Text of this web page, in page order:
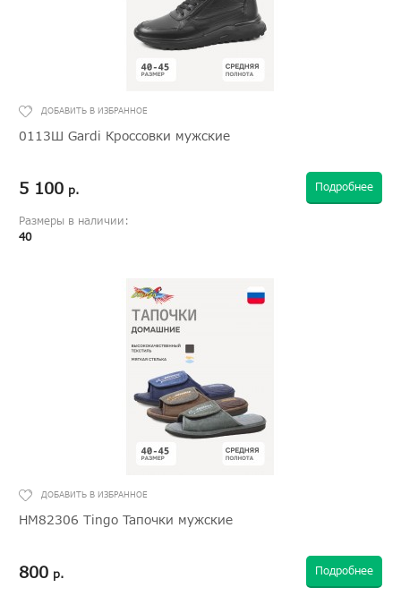
0113Ш Gardi Кроссовки мужские
5 100 р. Подробнее
Размеры в наличии:
40
HM82306 Tingo Тапочки мужские
800 р. Подробнее